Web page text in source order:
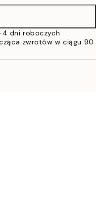
152 zł
dni roboczych
zwrotów w ciągu 90